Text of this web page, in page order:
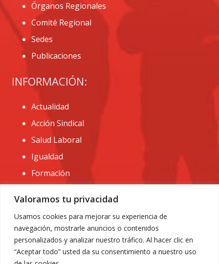
Valoramos tu privacidad
Usamos cookies para mejorar su experiencia de
navegación, mostrarle anuncios o contenidos
personalizados y analizar nuestro tráfico. Al hacer clic en
“Aceptar todo” usted da su consentimiento a nuestro uso
Órganos Regionales
Comité Regional
Sedes
Publicaciones
INFORMACIÓN:
Actualidad
Acción Sindical
Salud Laboral
Igualdad
Formación
CONTACTO:
administracion@usomurcia.org
968 25 01 20
C/ Huerto de las bombas nº6. 30009 Murcia